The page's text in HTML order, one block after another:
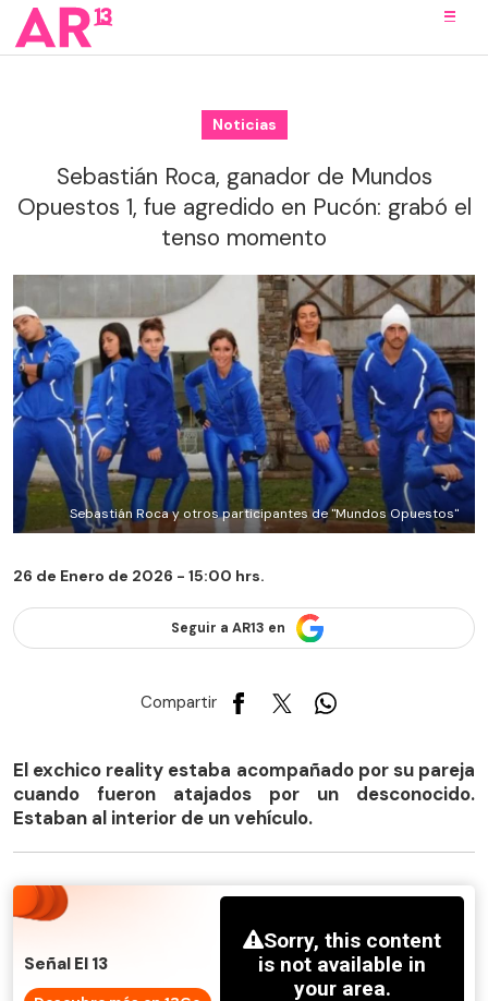
Noticias
Sebastián Roca, ganador de Mundos
Opuestos 1, fue agredido en Pucón: grabó el
tenso momento
Sebastián Roca y otros participantes de "Mundos Opuestos"
26 de Enero de 2026 - 15:00 hrs.
Seguir a AR13 en
Compartir
El exchico reality estaba acompañado por su pareja
cuando fueron atajados por un desconocido.
Estaban al interior de un vehículo.
Señal El 13